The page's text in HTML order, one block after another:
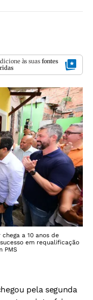
às suas fontes
a 10 anos de
em requalificação
PMS
pela segunda